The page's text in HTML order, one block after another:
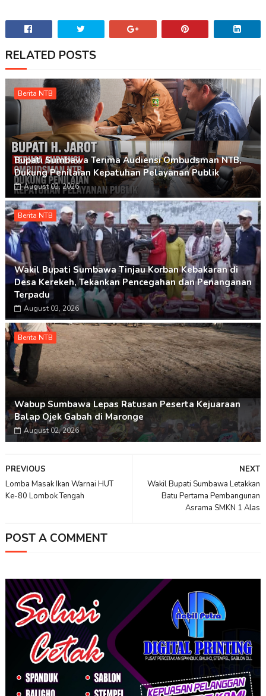
RELATED POSTS
Berita NTB
Bupati Sumbawa Terima Audiensi Ombudsman NTB,
Dukung Penilaian Kepatuhan Pelayanan Publik
August 03, 2026
Berita NTB
Wakil Bupati Sumbawa Tinjau Korban Kebakaran di
Desa Kerekeh, Tekankan Pencegahan dan Penanganan
Terpadu
August 03, 2026
Berita NTB
Wabup Sumbawa Lepas Ratusan Peserta Kejuaraan
Balap Ojek Gabah di Maronge
August 02, 2026
NEXT
Wakil Bupati Sumbawa Letakkan
Batu Pertama Pembangunan
Asrama SMKN 1 Alas
PREVIOUS
Lomba Masak Ikan Warnai HUT
Ke-80 Lombok Tengah
POST A COMMENT